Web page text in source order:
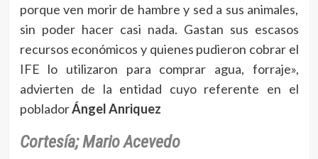
porque ven morir de hambre y sed a sus animales,
sin poder hacer casi nada. Gastan sus escasos
recursos económicos y quienes pudieron cobrar el
IFE lo utilizaron para comprar agua, forraje»,
advierten de la entidad cuyo referente en el
pobladorÁngel Anriquez
Cortesía; Mario Acevedo